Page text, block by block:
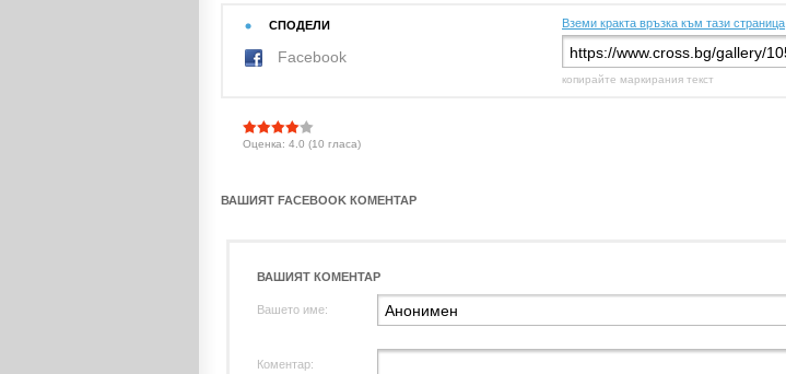
СПОДЕЛИ
Facebook
Вземи кракта връзка към тази страница
копирайте маркирания текст
Оценка: 4.0 (10 гласа)
ВАШИЯТ FACEBOOK КОМЕНТАР
ВАШИЯТ КОМЕНТАР
Вашето име:
Коментар: